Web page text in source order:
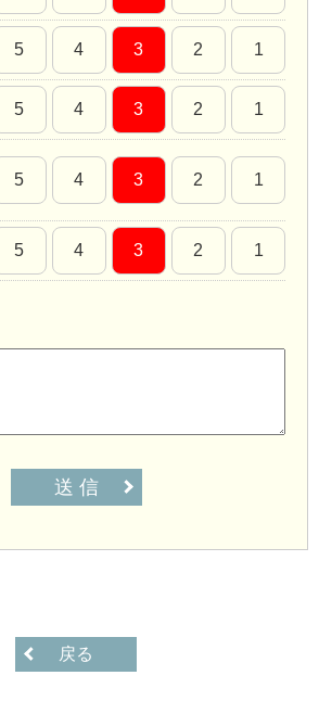
5 4 3 2 1
5 4 3 2 1
5 4 3 2 1
5 4 3 2 1
送 信
戻る